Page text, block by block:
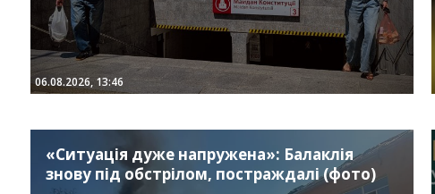
06.08.2026, 13:46
«Ситуація дуже напружена»: Балаклія
знову під обстрілом, постраждалі (фото)